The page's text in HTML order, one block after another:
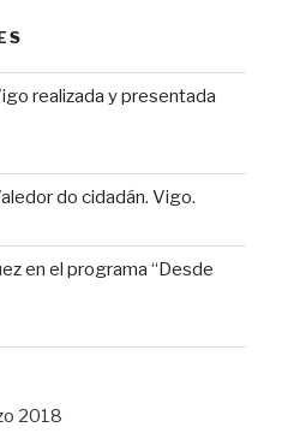
realizada y presentada
do cidadán. Vigo.
en el programa “Desde
2018